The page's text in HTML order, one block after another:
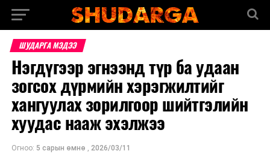
ШУДАРГА МЭДЭЭ
Нэгдүгээр эгнээнд түр ба удаан
зогсох дүрмийн хэрэгжилтийг
хангуулах зорилгоор шийтгэлийн
хуудас нааж эхэлжээ
Огноо: 5 сарын өмнө , 2026/03/11